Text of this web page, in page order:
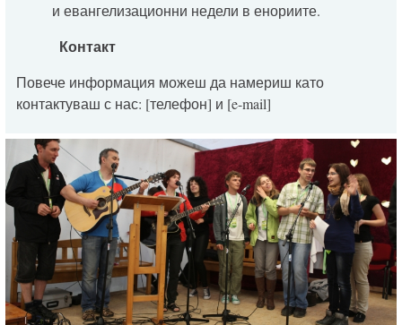
и евангелизационни недели в енориите.
Контакт
Повече информация можеш да намериш като
контактуваш с нас: [телефон] и [e-mail]